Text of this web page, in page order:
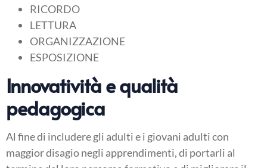
RICORDO
LETTURA
ORGANIZZAZIONE
ESPOSIZIONE
Innovatività e qualità
pedagogica
Al fine di includere gli adulti e i giovani adulti con
maggior disagio negli apprendimenti, di portarli al